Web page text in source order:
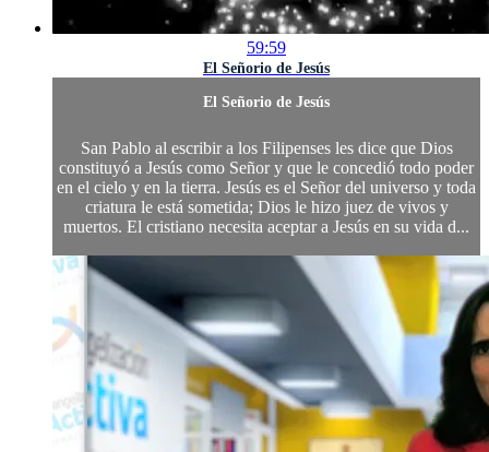
59:59
El Señorio de Jesús
El Señorio de Jesús
San Pablo al escribir a los Filipenses les dice que Dios
constituyó a Jesús como Señor y que le concedió todo poder
en el cielo y en la tierra. Jesús es el Señor del universo y toda
criatura le está sometida; Dios le hizo juez de vivos y
muertos. El cristiano necesita aceptar a Jesús en su vida d...